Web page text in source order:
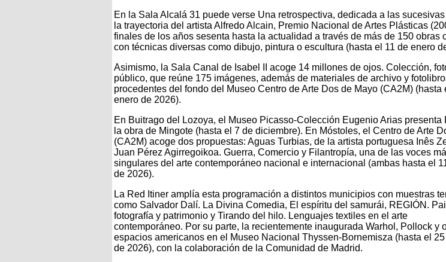
En la Sala Alcalá 31 puede verse Una retrospectiva, dedicada a las
la trayectoria del artista Alfredo Alcain, Premio Nacional de Artes Plásticas
finales de los años sesenta hasta la actualidad a través de más de 150 obras
con técnicas diversas como dibujo, pintura o escultura (hasta el 11 de enero
Asimismo, la Sala Canal de Isabel II acoge 14 millones de ojos. Colección,
público, que reúne 175 imágenes, además de materiales de archivo y
procedentes del fondo del Museo Centro de Arte Dos de Mayo (CA2M) (hasta
enero de 2026).
En Buitrago del Lozoya, el Museo Picasso-Colección Eugenio Arias presenta
la obra de Mingote (hasta el 7 de diciembre). En Móstoles, el Centro de Arte
(CA2M) acoge dos propuestas: Aguas Turbias, de la artista portuguesa Inês
Juan Pérez Agirregoikoa. Guerra, Comercio y Filantropía, una de las voces
singulares del arte contemporáneo nacional e internacional (ambas hasta el
de 2026).
La Red Itiner amplía esta programación a distintos municipios con muestras
como Salvador Dalí. La Divina Comedia, El espíritu del samurái, REGIÓN.
fotografía y patrimonio y Tirando del hilo. Lenguajes textiles en el arte
contemporáneo. Por su parte, la recientemente inaugurada Warhol, Pollock y
espacios americanos en el Museo Nacional Thyssen-Bornemisza (hasta el
de 2026), con la colaboración de la Comunidad de Madrid.